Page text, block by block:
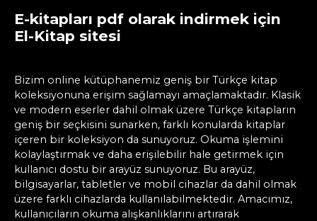
E-kitapları pdf olarak indirmek için
El-Kitap sitesi
Bizim online kütüphanemiz geniş bir Türkçe kitap
koleksiyonuna erişim sağlamayı amaçlamaktadır. Klasik
ve modern eserler dahil olmak üzere Türkçe kitapların
geniş bir seçkisini sunarken, farklı konularda kitaplar
içeren bir koleksiyon da sunuyoruz. Okuma işlemini
kolaylaştırmak ve daha erişilebilir hale getirmek için
kullanıcı dostu bir arayüz sunuyoruz. Bu arayüz,
bilgisayarlar, tabletler ve mobil cihazlar da dahil olmak
üzere farklı cihazlarda kullanılabilmektedir. Amacımız,
kullanıcıların okuma alışkanlıklarını artırarak